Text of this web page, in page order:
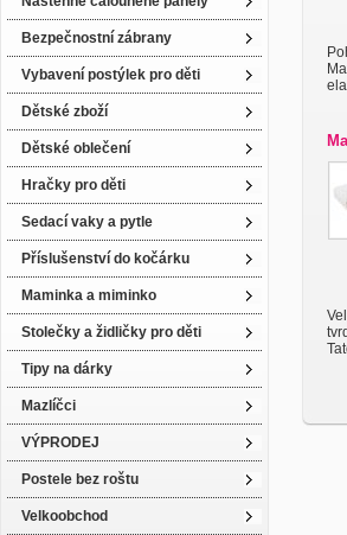
Bezpečnostní zábrany
Vybavení postýlek pro děti
Dětské zboží
Dětské oblečení
Hračky pro děti
Sedací vaky a pytle
Příslušenství do kočárku
Maminka a miminko
Stolečky a židličky pro děti
Tipy na dárky
Mazlíčci
VÝPRODEJ
Postele bez roštu
Velkoobchod